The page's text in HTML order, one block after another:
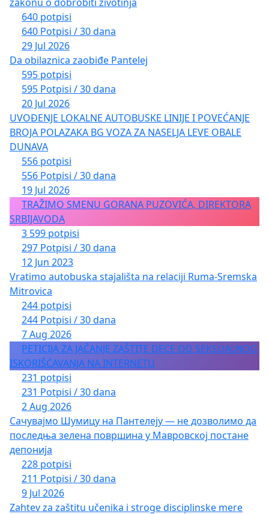
640 potpisi
640 Potpisi / 30 dana
29 Jul 2026
Da obilaznica zaobiđe Pantelej
595 potpisi
595 Potpisi / 30 dana
20 Jul 2026
UVOĐENJE LOKALNE AUTOBUSKE LINIJE I POVEĆANJE
BROJA POLAZAKA BG VOZA ZA NASELJA LEVE OBALE
DUNAVA
556 potpisi
556 Potpisi / 30 dana
19 Jul 2026
TRAŽIMO SMENU GORANA PUZOVIĆA, DIREKTORA
SRBIJAVODA
3 599 potpisi
297 Potpisi / 30 dana
12 Jun 2023
Vratimo autobuska stajališta na relaciji Ruma-Sremska
Mitrovica
244 potpisi
244 Potpisi / 30 dana
7 Aug 2026
PETICIJA ZA JAČANJE ZAŠTITE DECE OD SEKSUALNOG
ISKORIŠĆAVANJA NA INTERNETU
231 potpisi
231 Potpisi / 30 dana
2 Aug 2026
Сачувајмо Шумицу на Пантелеју — не дозволимо да
последња зелена површина у Мавровској постане
депонија
228 potpisi
211 Potpisi / 30 dana
9 Jul 2026
Zahtev za zaštitu učenika i stroge disciplinske mere